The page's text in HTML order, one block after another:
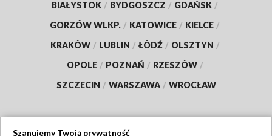
BIAŁYSTOK / BYDGOSZCZ / GDAŃSK /
GORZÓW WLKP. / KATOWICE / KIELCE /
KRAKÓW / LUBLIN / ŁÓDŹ / OLSZTYN /
OPOLE / POZNAŃ / RZESZÓW /
SZCZECIN / WARSZAWA / WROCŁAW
Szanujemy Twoją prywatność